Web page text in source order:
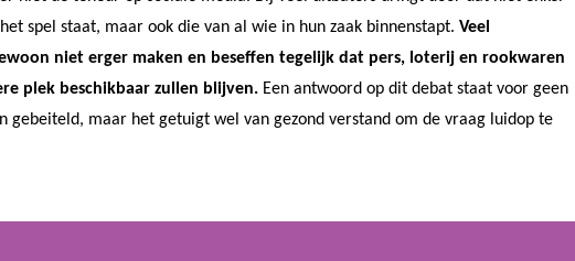
spel staat, maar ook die van al wie in hun zaak binnenstapt. Veel
niet erger maken en beseffen tegelijk dat pers, loterij en rookwaren
plek beschikbaar zullen blijven. Een antwoord op dit debat staat voor geen
gebeiteld, maar het getuigt wel van gezond verstand om de vraag luidop te